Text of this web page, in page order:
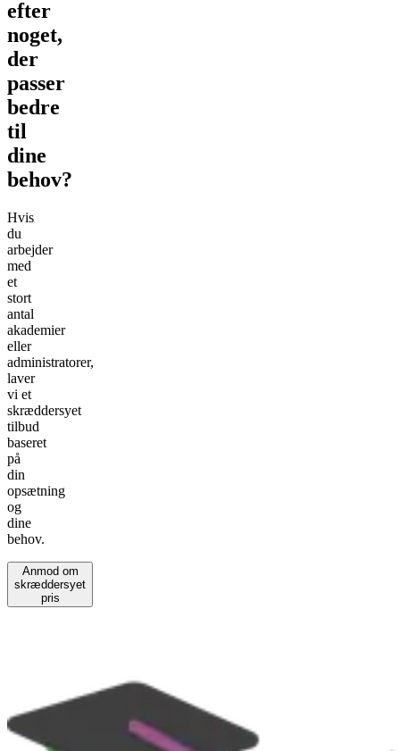
efter
noget,
der
passer
bedre
til
dine
behov?
Hvis
du
arbejder
med
et
stort
antal
akademier
eller
administratorer,
laver
vi et
skræddersyet
tilbud
baseret
på
din
opsætning
og
dine
behov.
Anmod om
skræddersyet
pris